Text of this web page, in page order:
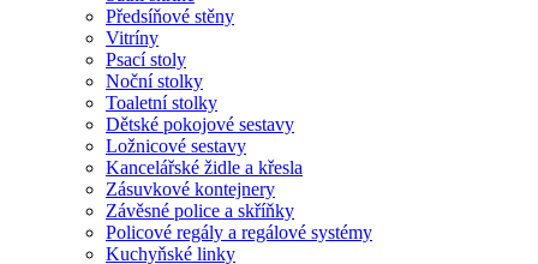
Předsíňové stěny
Vitríny
Psací stoly
Noční stolky
Toaletní stolky
Dětské pokojové sestavy
Ložnicové sestavy
Kancelářské židle a křesla
Zásuvkové kontejnery
Závěsné police a skříňky
Policové regály a regálové systémy
Kuchyňské linky